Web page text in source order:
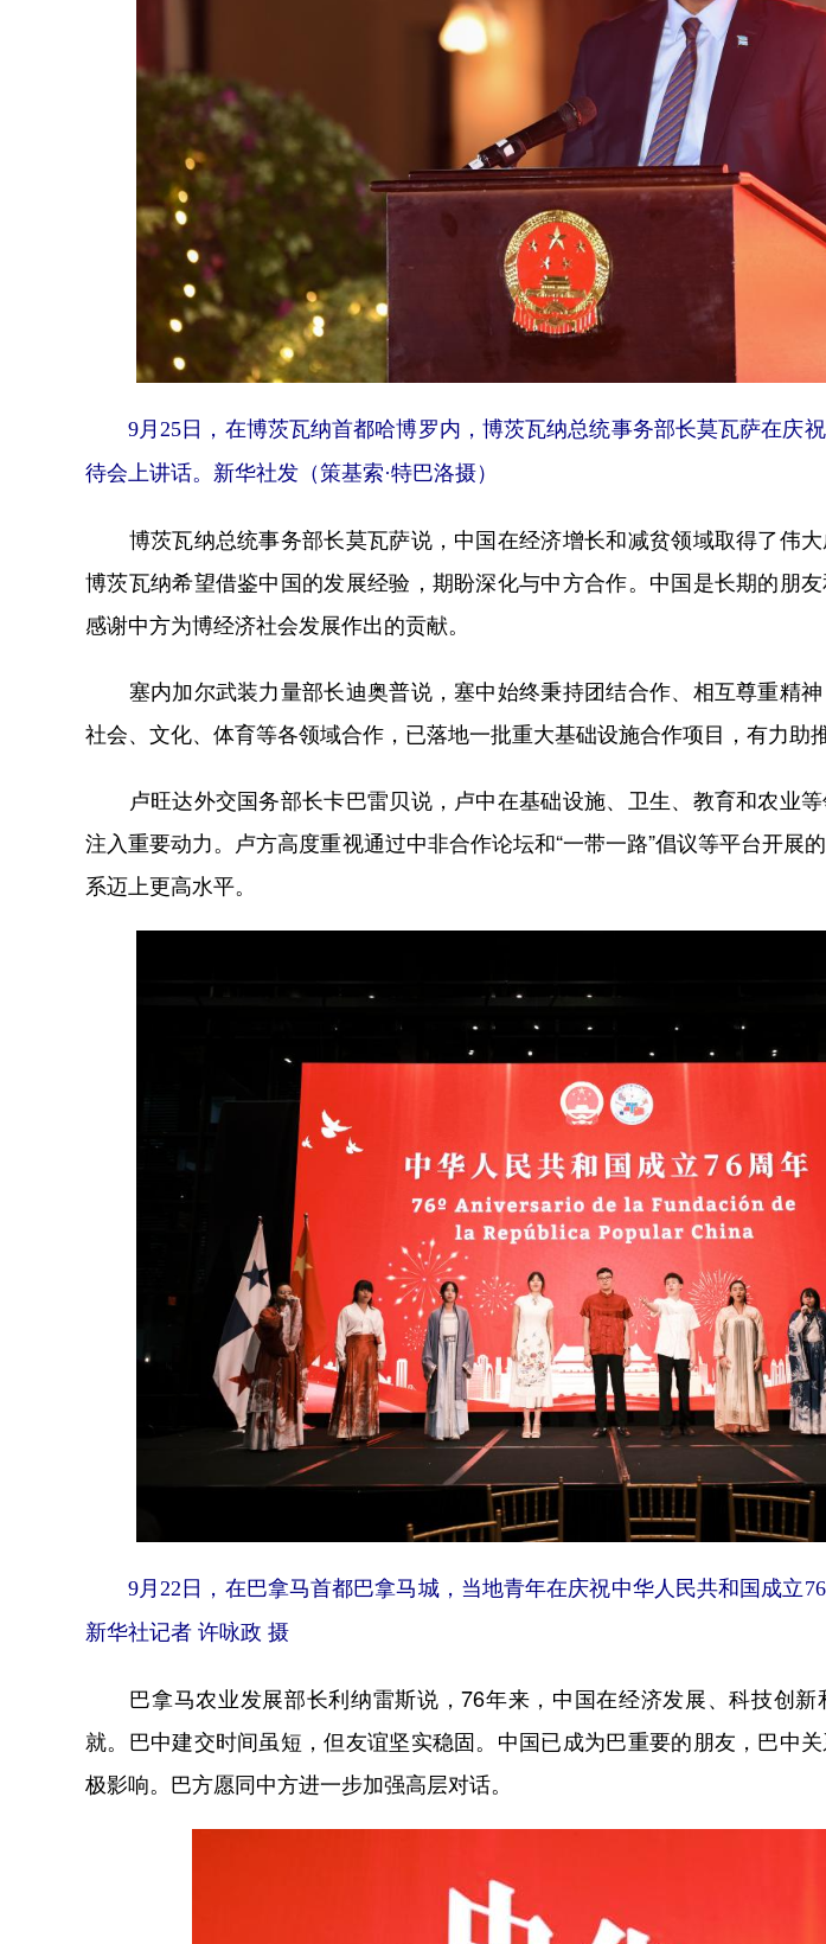
9月25日，在博茨瓦纳首都哈博罗内，博茨瓦纳总统事务部长莫瓦萨在庆祝
待会上讲话。新华社发（策基索·特巴洛摄）
博茨瓦纳总统事务部长莫瓦萨说，中国在经济增长和减贫领域取得了伟大
博茨瓦纳希望借鉴中国的发展经验，期盼深化与中方合作。中国是长期的朋
感谢中方为博经济社会发展作出的贡献。
塞内加尔武装力量部长迪奥普说，塞中始终秉持团结合作、相互尊重精神
社会、文化、体育等各领域合作，已落地一批重大基础设施合作项目，有力助
卢旺达外交国务部长卡巴雷贝说，卢中在基础设施、卫生、教育和农业等
注入重要动力。卢方高度重视通过中非合作论坛和“一带一路”倡议等平台开展
系迈上更高水平。
9月22日，在巴拿马首都巴拿马城，当地青年在庆祝中华人民共和国成立76
新华社记者 许咏政 摄
巴拿马农业发展部长利纳雷斯说，76年来，中国在经济发展、科技创新
就。巴中建交时间虽短，但友谊坚实稳固。中国已成为巴重要的朋友，巴中
极影响。巴方愿同中方进一步加强高层对话。